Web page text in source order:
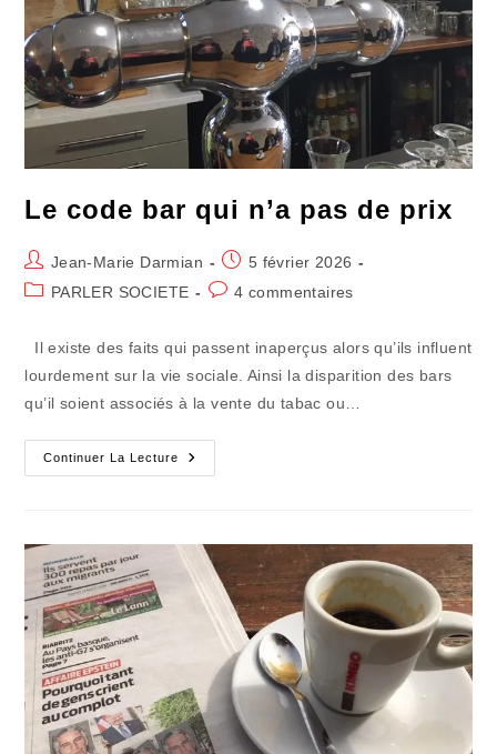
Le code bar qui n’a pas de prix
Auteur/autrice
de
Jean-Marie Darmian
Publication
publiée :
5 février 2026
PostPARLER SOCIETE
Commentaires
publication :
4 commentaires
Il existe des faits qui passent inaperçus alors qu’ils influent
lourdement sur la vie sociale. Ainsi la disparition des bars
qu’il soient associés à la vente du tabac ou…
Continuer La Lecture
Le
Code
De
Prix